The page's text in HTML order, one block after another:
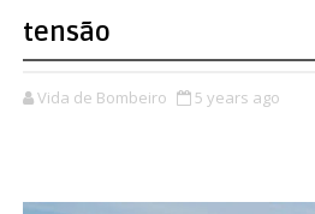
tensão
Vida de Bombeiro 5 years ago